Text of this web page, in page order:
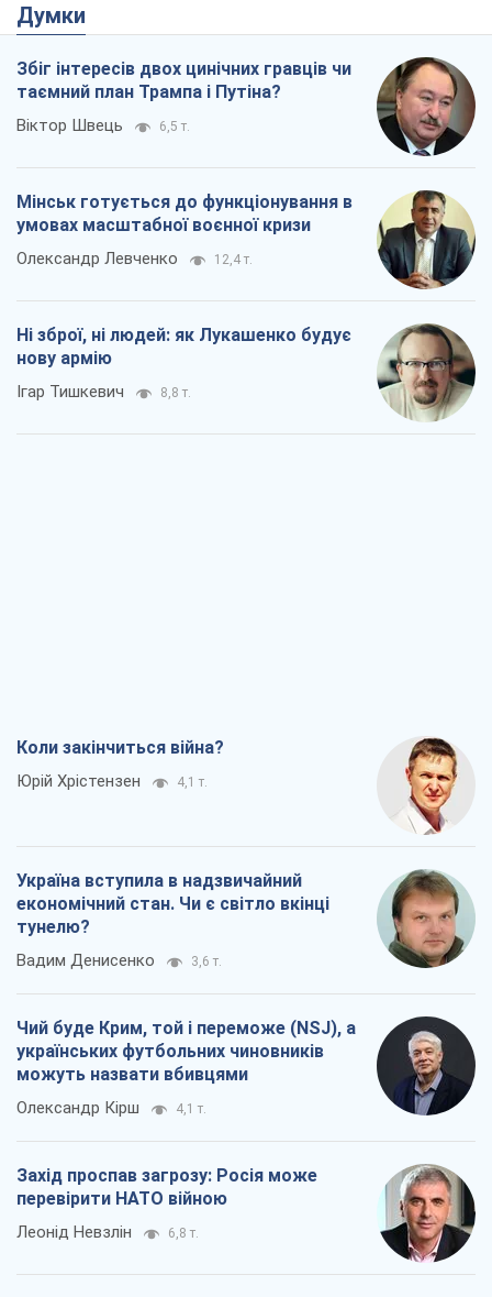
Думки
Збіг інтересів двох цинічних гравців чи
таємний план Трампа і Путіна?
Віктор Швець 6,5 т.
Мінськ готується до функціонування в
умовах масштабної воєнної кризи
Олександр Левченко 12,4 т.
Ні зброї, ні людей: як Лукашенко будує
нову армію
Ігар Тишкевич 8,8 т.
Коли закінчиться війна?
Юрій Хрістензен 4,1 т.
Україна вступила в надзвичайний
економічний стан. Чи є світло вкінці
тунелю?
Вадим Денисенко 3,6 т.
Чий буде Крим, той і переможе (NSJ), а
українських футбольних чиновників
можуть назвати вбивцями
Олександр Кірш 4,1 т.
Захід проспав загрозу: Росія може
перевірити НАТО війною
Леонід Невзлін 6,8 т.